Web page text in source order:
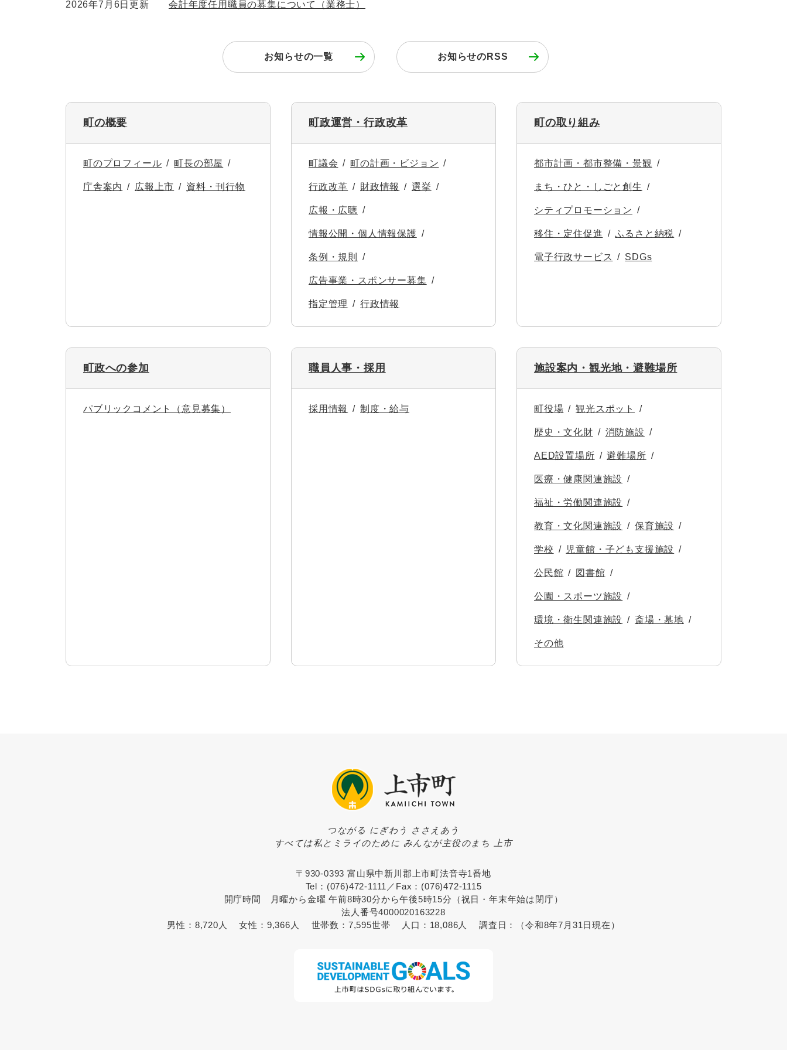
2026年7月6日更新
会計年度任用職員の募集について（業務士）
お知らせの一覧 お知らせのRSS
町の概要
町のプロフィール 町長の部屋
庁舎案内 広報上市 資料・刊行物
町政運営・行政改革
町議会 町の計画・ビジョン
行政改革 財政情報 選挙
広報・広聴
情報公開・個人情報保護
条例・規則
広告事業・スポンサー募集
指定管理 行政情報
町の取り組み
都市計画・都市整備・景観
まち・ひと・しごと創生
シティプロモーション
移住・定住促進 ふるさと納税
電子行政サービス SDGs
町政への参加
パブリックコメント（意見募集）
職員人事・採用
採用情報 制度・給与
施設案内・観光地・避難場所
町役場 観光スポット
歴史・文化財 消防施設
AED設置場所 避難場所
医療・健康関連施設
福祉・労働関連施設
教育・文化関連施設 保育施設
学校 児童館・子ども支援施設
公民館 図書館
公園・スポーツ施設
環境・衛生関連施設 斎場・墓地
その他
つながる にぎわう ささえあう
すべては私とミライのために みんなが主役のまち 上市
〒930-0393 富山県中新川郡上市町法音寺1番地
Tel：(076)472-1111／Fax：(076)472-1115
開庁時間 月曜から金曜 午前8時30分から午後5時15分（祝日・年末年始は閉庁）
法人番号4000020163228
男性： 8,720人 女性： 9,366人 世帯数： 7,595世帯 人口： 18,086人 調査日： （令和8年7月31日現在）